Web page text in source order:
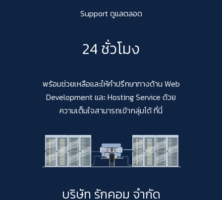
Support ดูแลตลอด
24 ชั่วโมง
พร้อมช่วยเหลือและให้คำปรึกษาทางด้าน Web
Development และ Hosting Service ด้วย
ความเต็มใจสามารถเข้ากลุ่มได้ ที่นี่
บริษัท รักคอม จำกัด